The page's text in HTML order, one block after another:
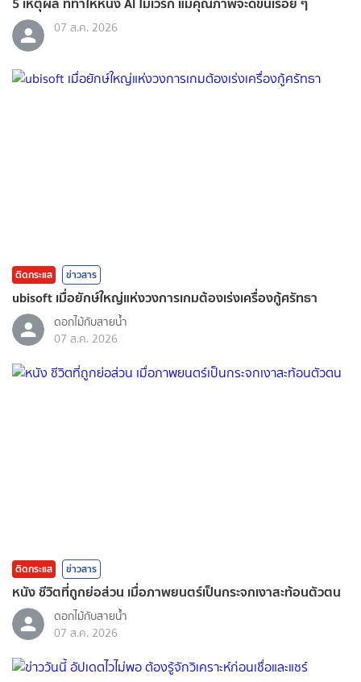
07 ส.ค. 2026
ติดกระแส ข่าวสาร
ubisoft เมื่อยักษ์ใหญ่แห่งวงการเกมต้องเร่งเครื่องกู้ศรัทธา
ดอกไม้กับสายน้ำ
07 ส.ค. 2026
ติดกระแส ข่าวสาร
หนัง ชีวิตที่ถูกย่อส่วน เมื่อภาพยนตร์เป็นกระจกเงาสะท้อนตัวตน
ดอกไม้กับสายน้ำ
07 ส.ค. 2026